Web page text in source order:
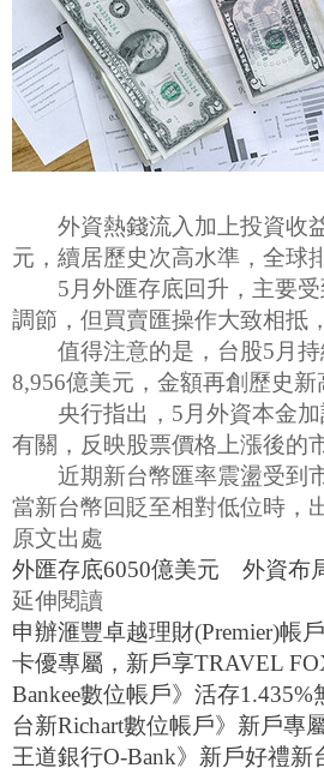
外資熱錢流入加上投資收益
元，續居歷史次高水準，全球
5月外匯存底回升，主要受
調節，但買賣匯操作大致相抵
值得注意的是，台股5月持
8,956億美元，金額再創歷史新
央行指出，5月外資本金加
有關，反映股票價格上漲後的
近期新台幣匯率震盪受到市
當新台幣回貶至相對低位時，
原文出處
外匯存底6050億美元 外資布
延伸閱讀
申辦滙豐卓越理財(Premier)帳
卡優專屬，新戶享TRAVEL
Bankee數位帳戶》活存
台新Richart數位帳戶》新戶專
王道銀行O-Bank》新戶好禮